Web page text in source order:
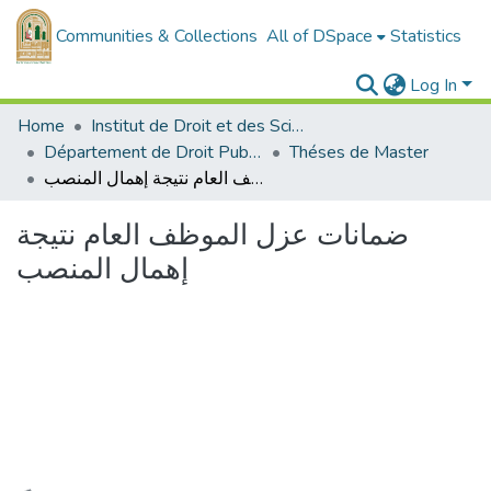
Communities & Collections All of DSpace Statistics
Log In
Home
Institut de Droit et des Sciences Politiques
Département de Droit Public
Théses de Master
ضمانات عزل الموظف العام نتيجة إهمال المنصب
ضمانات عزل الموظف العام نتيجة
إهمال المنصب